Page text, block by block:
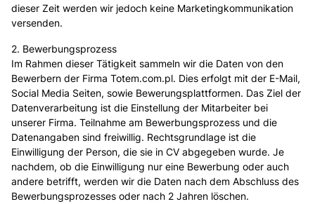
dieser Zeit werden wir jedoch keine Marketingkommunikation
versenden.
2. Bewerbungsprozess
Im Rahmen dieser Tätigkeit sammeln wir die Daten von den
Bewerbern der Firma Totem.com.pl. Dies erfolgt mit der E-Mail,
Social Media Seiten, sowie Bewerungsplattformen. Das Ziel der
Datenverarbeitung ist die Einstellung der Mitarbeiter bei
unserer Firma. Teilnahme am Bewerbungsprozess und die
Datenangaben sind freiwillig. Rechtsgrundlage ist die
Einwilligung der Person, die sie in CV abgegeben wurde. Je
nachdem, ob die Einwilligung nur eine Bewerbung oder auch
andere betrifft, werden wir die Daten nach dem Abschluss des
Bewerbungsprozesses oder nach 2 Jahren löschen.